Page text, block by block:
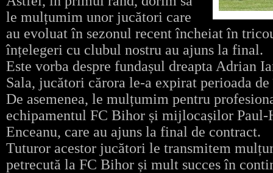
le mulțumim unor jucători care
au evoluat în sezonul recent încheiat în
înțelegeri cu clubul nostru au ajuns la final.
Este vorba despre fundașul dreapta Adrian
Sala, jucători cărora le-a expirat perioada
De asemenea, le mulțumim pentru
echipamentul FC Bihor și mijlocașilor Paul-
Enceanu, care au ajuns la final de contract.
Tuturor acestor jucători le transmitem
petrecută la FC Bihor și mult succes în